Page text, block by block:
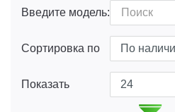
Введите модель:
Сортировка по
Показать